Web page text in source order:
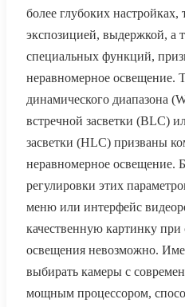
более глубоких настройках,
экспозицией, выдержкой, а
специальных функций,
неравномерное освещение.
динамического диапазона
встречной засветки (BLC)
засветки (HLC) призваны
неравномерное освещение.
регулировки этих
меню или интерфейс
качественную картинку
освещения невозможно.
выбирать камеры с
мощным процессором,